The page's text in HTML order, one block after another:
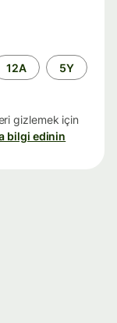
12A 5Y
gizlemek için
bilgi edinin